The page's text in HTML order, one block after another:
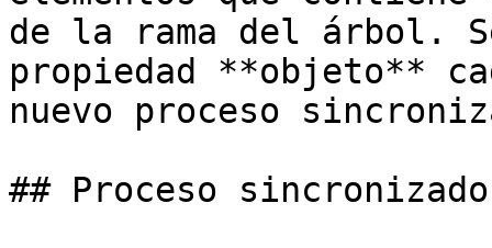
de la rama del árbol.
propiedad **objeto**
nuevo proceso
## Proceso